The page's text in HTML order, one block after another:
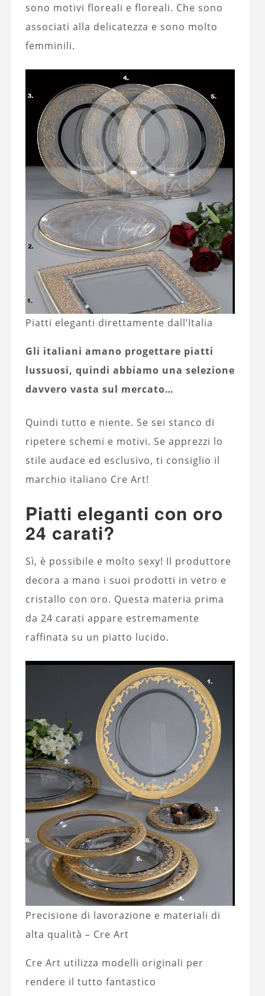
sono motivi floreali e floreali. Che sono
associati alla delicatezza e sono molto
femminili.
Piatti eleganti direttamente dall’Italia
Gli italiani amano progettare piatti
lussuosi, quindi abbiamo una selezione
davvero vasta sul mercato…
Quindi tutto e niente. Se sei stanco di
ripetere schemi e motivi. Se apprezzi lo
stile audace ed esclusivo, ti consiglio il
marchio italiano Cre Art!
Piatti eleganti con oro
24 carati?
Sì, è possibile e molto sexy! Il produttore
decora a mano i suoi prodotti in vetro e
cristallo con oro. Questa materia prima
da 24 carati appare estremamente
raffinata su un piatto lucido.
Precisione di lavorazione e materiali di
alta qualità – Cre Art
Cre Art utilizza modelli originali per
rendere il tutto fantastico